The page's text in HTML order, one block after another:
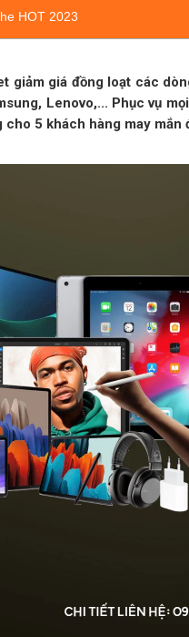
HOT 2023
giảm giá đồng loạt các
Lenovo,... Phục vụ
cho 5 khách hàng may mắn